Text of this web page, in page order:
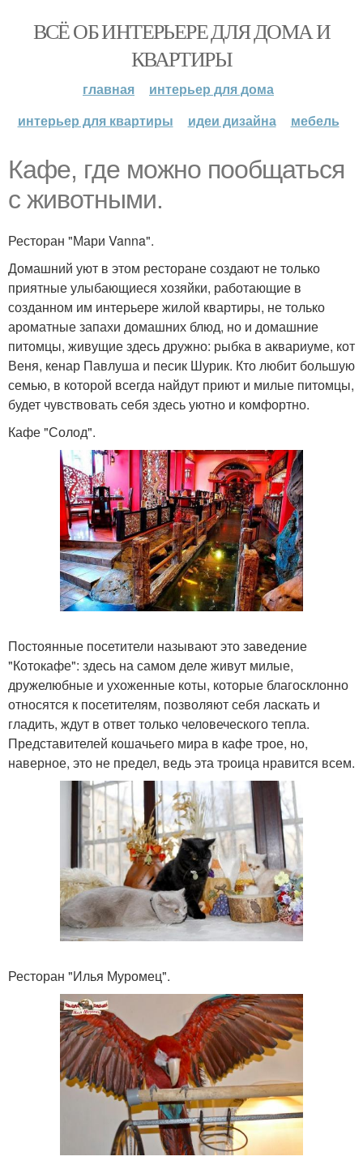
ВСЁ ОБ ИНТЕРЬЕРЕ ДЛЯ ДОМА И
КВАРТИРЫ
главная
интерьер для дома
интерьер для квартиры
идеи дизайна мебель
Кафе, где можно пообщаться
с животными.
Ресторан "Мари Vanna".
Домашний уют в этом ресторане создают не только
приятные улыбающиеся хозяйки, работающие в
созданном им интерьере жилой квартиры, не только
ароматные запахи домашних блюд, но и домашние
питомцы, живущие здесь дружно: рыбка в аквариуме, кот
Веня, кенар Павлуша и песик Шурик. Кто любит большую
семью, в которой всегда найдут приют и милые питомцы,
будет чувствовать себя здесь уютно и комфортно.
Кафе "Солод".
Постоянные посетители называют это заведение
"Котокафе": здесь на самом деле живут милые,
дружелюбные и ухоженные коты, которые благосклонно
относятся к посетителям, позволяют себя ласкать и
гладить, ждут в ответ только человеческого тепла.
Представителей кошачьего мира в кафе трое, но,
наверное, это не предел, ведь эта троица нравится всем.
Ресторан "Илья Муромец".